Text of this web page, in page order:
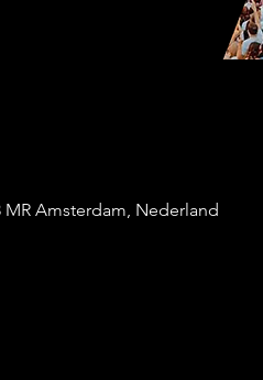
Amsterdam, Nederland